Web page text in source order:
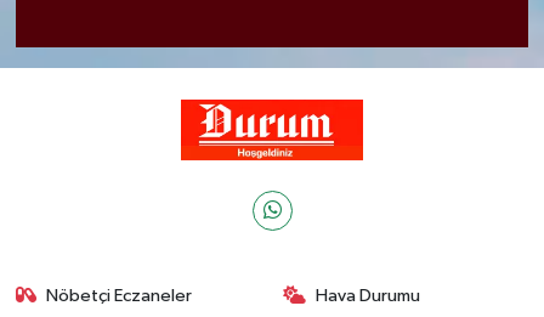
Nöbetçi Eczaneler Hava Durumu